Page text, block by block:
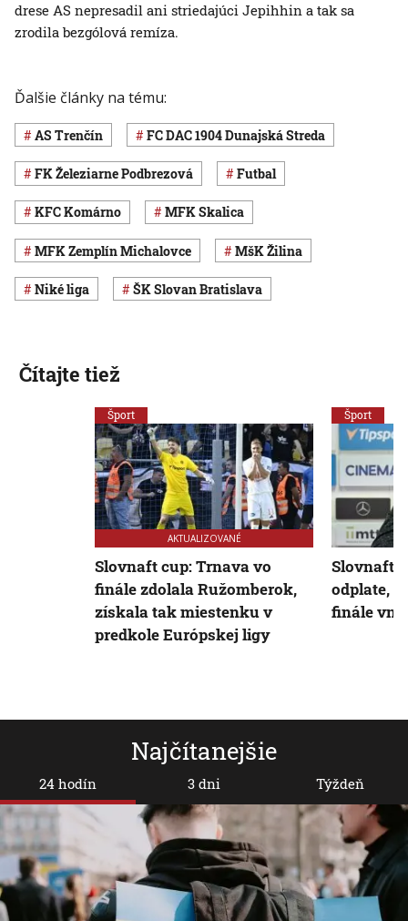
drese AS nepresadil ani striedajúci Jepihhin a tak sa
zrodila bezgólová remíza.
Ďalšie články na tému:
AS Trenčín FC DAC 1904 Dunajská Streda
FK Železiarne Podbrezová Futbal
KFC Komárno MFK Skalica
MFK Zemplín Michalovce MšK Žilina
Niké liga ŠK Slovan Bratislava
Najčítanejšie
24 hodín 3 dni Týždeň
Čítajte tiež
Šport
AKTUALIZOVANÉ
Slovnaft cup: Trnava vo
finále zdolala Ružomberok,
získala tak miestenku v
predkole Európskej ligy
Šport
Slovnaft
odplate,
finále